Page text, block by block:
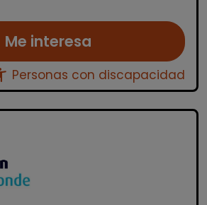
Me interesa
Personas con discapacidad